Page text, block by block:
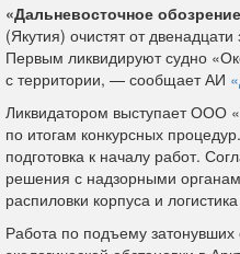
«Дальневосточное
(Якутия) очистят от
Первым ликвидируют судно
с территории, — сообщает АИ
Ликвидатором выступает
по итогам конкурсных
подготовка к началу работ.
решения с надзорными
распиловки корпуса и
Работа по подъему